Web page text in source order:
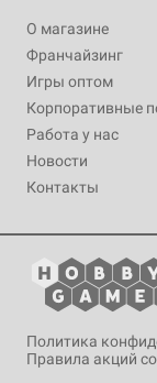
О магазине
Франчайзинг
Игры оптом
Корпоративные
Работа у нас
Новости
Контакты
Политика
Правила акций